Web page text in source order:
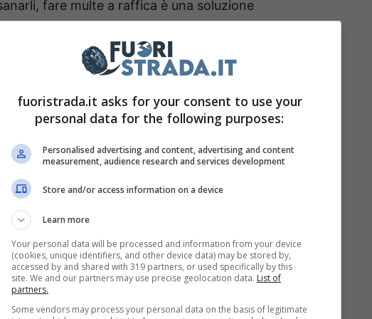
fare multe a raffica è una soluzione
stanchi di queste vere e proprie
a farsi sentire.
dove un autovelox è stato fatto saltare
di euro di incasso al comune. Rispettare i
e di chi percorre le stesse strade, è
certe sanzioni sono spesso assurde, e
dei multati. Nelle prossime righe, vi porteremo a
sa, ma che vi porterà ad essere molto più
Ecco cosa è vietato dal Codice della
tutti un grave rischio
fuoristrada.it asks for your consent to use your
personal data for the following purposes:
Personalised advertising and content, advertising and content
measurement, audience research and services development
Store and/or access information on a device
Learn more
Your personal data will be processed and information from your device
(cookies, unique identifiers, and other device data) may be stored by,
accessed by and shared with 319 partners, or used specifically by this
site. We and our partners may use precise geolocation data. List of
partners.
Some vendors may process your personal data on the basis of legitimate